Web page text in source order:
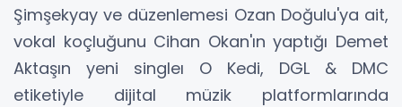
Şimşekyay ve düzenlemesi Ozan Doğulu'ya ait,
vokal koçluğunu Cihan Okan'ın yaptığı Demet
Aktaşın yeni singleı O Kedi, DGL & DMC
etiketiyle dijital müzik platformlarında